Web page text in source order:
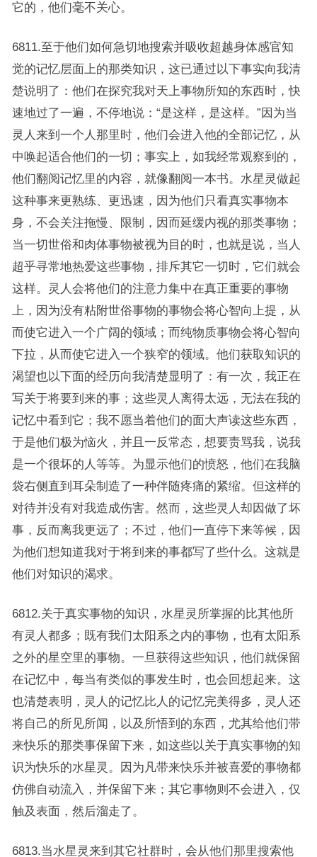
它的，他们毫不关心。
6811.至于他们如何急切地搜索并吸收超越身体感官知
觉的记忆层面上的那类知识，这已通过以下事实向我清
楚说明了：他们在探究我对天上事物所知的东西时，快
速地过了一遍，不停地说：“是这样，是这样。”因为当
灵人来到一个人那里时，他们会进入他的全部记忆，从
中唤起适合他们的一切；事实上，如我经常观察到的，
他们翻阅记忆里的内容，就像翻阅一本书。水星灵做起
这种事来更熟练、更迅速，因为他们只看真实事物本
身，不会关注拖慢、限制，因而延缓内视的那类事物；
当一切世俗和肉体事物被视为目的时，也就是说，当人
超乎寻常地热爱这些事物，排斥其它一切时，它们就会
这样。灵人会将他们的注意力集中在真正重要的事物
上，因为没有粘附世俗事物的事物会将心智向上提，从
而使它进入一个广阔的领域；而纯物质事物会将心智向
下拉，从而使它进入一个狭窄的领域。他们获取知识的
渴望也以下面的经历向我清楚显明了：有一次，我正在
写关于将要到来的事；这些灵人离得太远，无法在我的
记忆中看到它；我不愿当着他们的面大声读这些东西，
于是他们极为恼火，并且一反常态，想要责骂我，说我
是一个很坏的人等等。为显示他们的愤怒，他们在我脑
袋右侧直到耳朵制造了一种伴随疼痛的紧缩。但这样的
对待并没有对我造成伤害。然而，这些灵人却因做了坏
事，反而离我更远了；不过，他们一直停下来等候，因
为他们想知道我对于将到来的事都写了些什么。这就是
他们对知识的渴求。
6812.关于真实事物的知识，水星灵所掌握的比其他所
有灵人都多；既有我们太阳系之内的事物，也有太阳系
之外的星空里的事物。一旦获得这些知识，他们就保留
在记忆中，每当有类似的事发生时，也会回想起来。这
也清楚表明，灵人的记忆比人的记忆完美得多，灵人还
将自己的所见所闻，以及所悟到的东西，尤其给他们带
来快乐的那类事保留下来，如这些以关于真实事物的知
识为快乐的水星灵。因为凡带来快乐并被喜爱的事物都
仿佛自动流入，并保留下来；其它事物则不会进入，仅
触及表面，然后溜走了。
6813.当水星灵来到其它社群时，会从他们那里搜索他